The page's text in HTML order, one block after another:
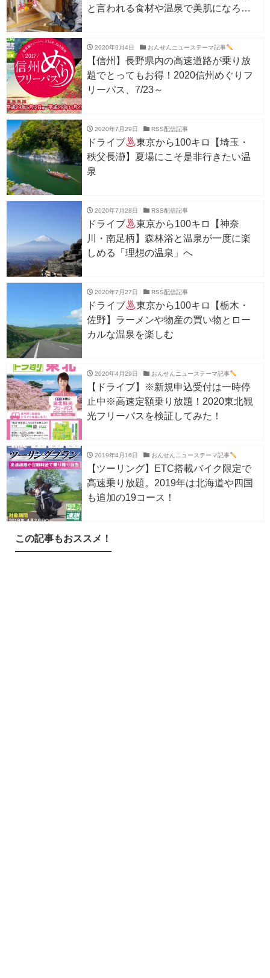
と言われる食材や温泉で美肌になろ
2020年9月4日 おんせんニューステーマ記事
【信州】長野県内の高速道路が乗り放
題でとってもお得！2020信州めぐりフ
リーパス、7/23～
2020年7月29日 RSS配信記事
ドライブ
東京から100キロ【埼玉・
秩父長瀞】夏場にこそ是非行きたい温
泉
2020年7月28日 RSS配信記事
ドライブ
東京から100キロ【神奈
川・南足柄】森林浴と温泉が一度に楽
しめる「理想の温泉」へ
2020年7月27日 RSS配信記事
ドライブ
東京から100キロ【栃木・
佐野】ラーメンや物産の買い物とロー
カルな温泉を楽しむ
2020年4月29日 おんせんニューステーマ記事
【ドライブ】※新規申込受付は一時停
止中※高速定額乗り放題！2020東北観
光フリーパスを検証してみた！
2019年4月16日 おんせんニューステーマ記事
【ツーリング】ETC搭載バイク限定で
高速乗り放題。2019年は北海道や四国
も追加の19コース！
この記事もおススメ！